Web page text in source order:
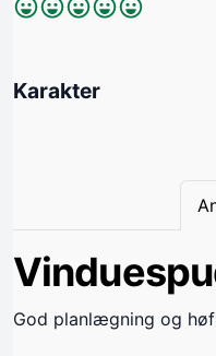
Karakter
God planlægning og